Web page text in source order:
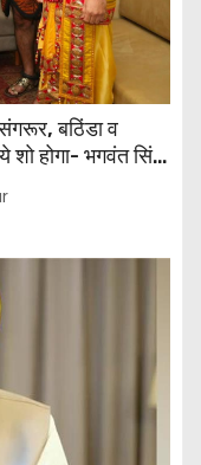
बठिंडा व
होगा- भगवंत सिंह